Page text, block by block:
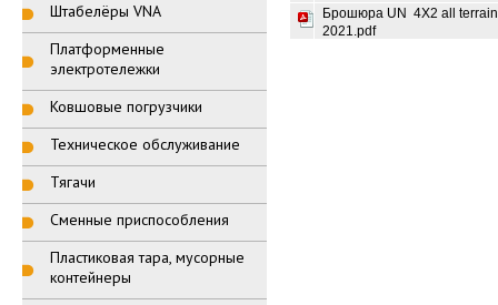
Штабелёры VNA
Платформенные
электротележки
Ковшовые погрузчики
Техническое обслуживание
Тягачи
Сменные приспособления
Пластиковая тара, мусорные
контейнеры
Брошюра UN 4X2 all
2021.pdf